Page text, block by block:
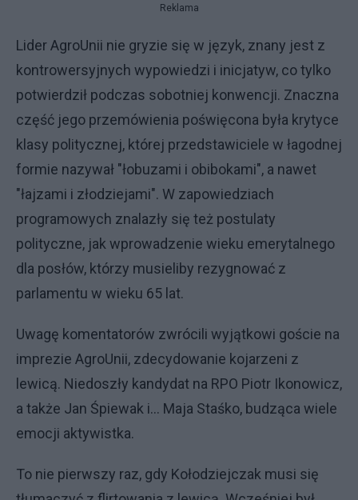
Reklama
Lider AgroUnii nie gryzie się w język, znany jest z
kontrowersyjnych wypowiedzi i inicjatyw, co tylko
potwierdził podczas sobotniej konwencji. Znaczna
część jego przemówienia poświęcona była krytyce
klasy politycznej, której przedstawiciele w łagodnej
formie nazywał "łobuzami i obibokami", a nawet
"łajzami i złodziejami". W zapowiedziach
programowych znalazły się też postulaty
polityczne, jak wprowadzenie wieku emerytalnego
dla posłów, którzy musieliby rezygnować z
parlamentu w wieku 65 lat.
Uwagę komentatorów zwrócili wyjątkowi goście na
imprezie AgroUnii, zdecydowanie kojarzeni z
lewicą. Niedoszły kandydat na RPO Piotr Ikonowicz,
a także Jan Śpiewak i… Maja Staśko, budząca wiele
emocji aktywistka.
To nie pierwszy raz, gdy Kołodziejczak musi się